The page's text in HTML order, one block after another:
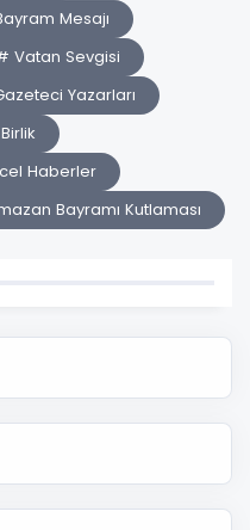
Mesajı
Vatan Sevgisi
Yazarları
Haberler
Bayramı Kutlaması